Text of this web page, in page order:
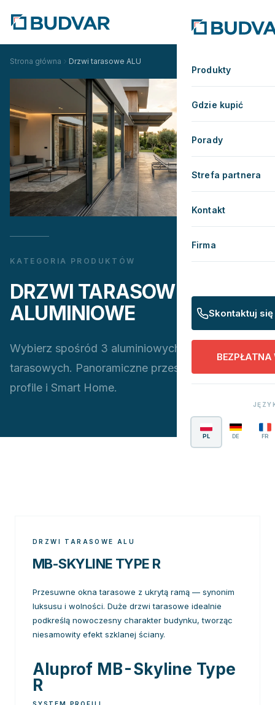
Produkty
Gdzie kupić
Porady
Strefa partnera
Kontakt
Firma
Skontaktuj
BEZPŁATNA
PL DE FR
Strona główna Drzwi tarasowe ALU
KATEGORIA PRODUKTÓW
DRZWI TARASOWE
ALUMINIOWE
Wybierz spośród 3 aluminiowych systemów
tarasowych. Panoramiczne przeszklenia, ukryte
profile i Smart Home.
DRZWI TARASOWE ALU
MB-SKYLINE TYPE R
Przesuwne okna tarasowe z ukrytą ramą — synonim
luksusu i wolności. Duże drzwi tarasowe idealnie
podkreślą nowoczesny charakter budynku, tworząc
niesamowity efekt szklanej ściany.
Aluprof MB-Skyline Type
R